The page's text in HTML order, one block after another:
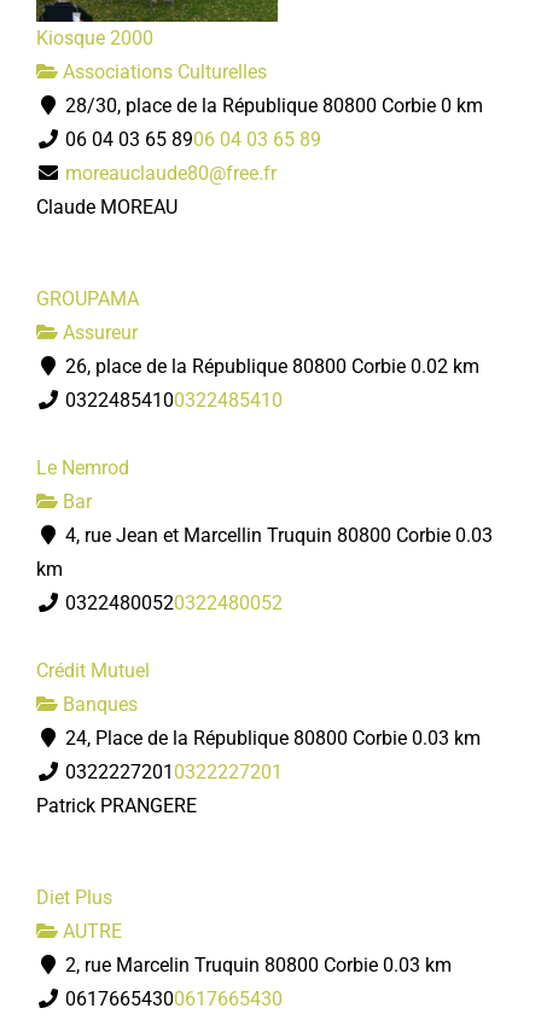
Kiosque 2000
Associations Culturelles
28/30, place de la République 80800 Corbie 0 km
06 04 03 65 8906 04 03 65 89
moreauclaude80@free.fr
Claude MOREAU
GROUPAMA
Assureur
26, place de la République 80800 Corbie 0.02 km
03224854100322485410
Le Nemrod
Bar
4, rue Jean et Marcellin Truquin 80800 Corbie 0.03
km
03224800520322480052
Crédit Mutuel
Banques
24, Place de la République 80800 Corbie 0.03 km
0322227201 0322227201
Patrick PRANGERE
Diet Plus
AUTRE
2, rue Marcelin Truquin 80800 Corbie 0.03 km
06176654300617665430